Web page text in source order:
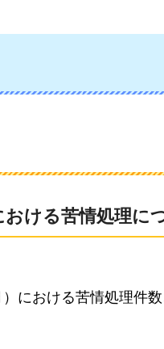
ける苦情処理に
における苦情処理件